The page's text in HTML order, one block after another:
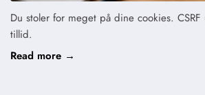
Du stoler for meget på dine cookies.
tillid.
Read more →